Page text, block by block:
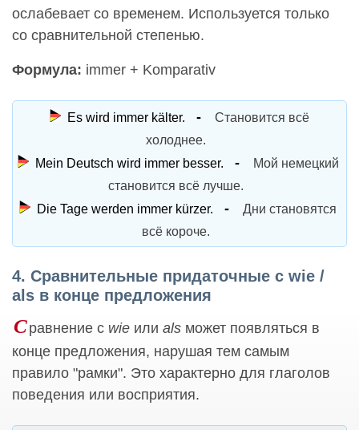
ослабевает со временем. Используется только
со сравнительной степенью.
Формула: immer + Komparativ
Es wird immer kälter.
Становится всё
холоднее.
Mein Deutsch wird immer besser.
Мой немецкий
становится всё лучше.
Die Tage werden immer kürzer.
Дни становятся
всё короче.
4. Сравнительные придаточные с wie /
als в конце предложения
Сравнение с wie или als может появляться в
конце предложения, нарушая тем самым
правило "рамки". Это характерно для глаголов
поведения или восприятия.